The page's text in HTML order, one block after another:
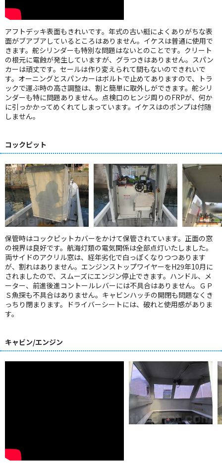
アフトデッキ表面もきれいです。年式の古い艇によくありがちな表
面がブアブアしているところはありません。イケスは普通に使用で
きます。舵シリンダーも特別な問題はないとのことです。クリート
の根元に電蝕が発生していますが、グラつきはありません。スパン
カーは頑丈です。セールは作り変えられて間もないのできれいで
す。オーニングとスパンカーはボルトで止めてありますので、トラ
ックで運ぶ時の高さ調整は、割と簡単に取外しができます。舵シリ
ンダーも特に問題ありません。点検口のヒンジ周りのFRPが、何か
に引っかかってめくれてしまっています。イケスはのポンプは付随
しません。
コックピット
保管時はコックピットカバーをかけて保管されています。正面の窓
の視界は良好です。航海灯類の電気関係は全部点灯いたしました。
両サイドのアクリル窓は、経年劣化で白っぽくなりつつあります
が、割れはありません。エンジンストップワイヤーをH29年10月に
されましたので、スムーズにエンジン停止できます。ハンドル、メ
ーター、前進後進コントールレバーには不具合はありません。ＧＰ
Ｓ魚探も不具合はありません。キャビンハッチの開閉も問題なくき
っちり閉まります。ドライバーシートには、破れと使用感がありま
す。
キャビン/エンジン